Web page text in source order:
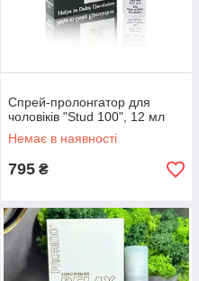
Спрей-пролонгатор для
чоловіків "Stud 100", 12 мл
Немає в наявності
795 ₴